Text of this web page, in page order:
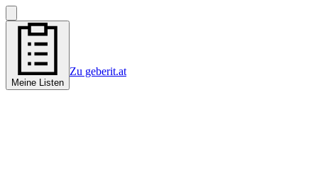
Meine Listen
Zu geberit.at